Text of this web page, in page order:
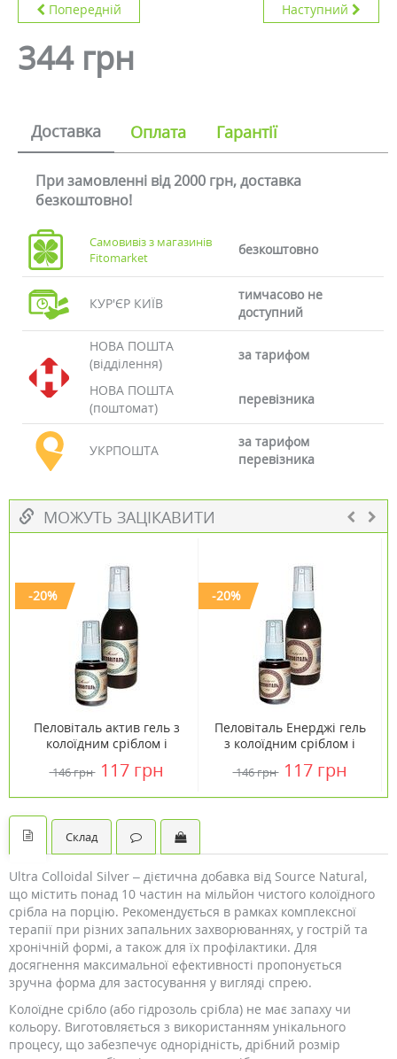
Попередній Наступний
344 грн
Доставка Оплата Гарантії
При замовленні від 2000 грн, доставка
безкоштовно!
Самовивіз з магазинів
Fitomarket
безкоштовно
КУР'ЄР КИЇВ
тимчасово не
доступний
НОВА ПОШТА
(відділення)
за тарифом
НОВА ПОШТА
(поштомат)
перевізника
УКРПОШТА
за тарифом
перевізника
МОЖУТЬ ЗАЦІКАВИТИ
-20%
Пеловіталь актив гель з
колоїдним сріблом і
146 грн 117 грн
-20%
Пеловіталь Енерджі гель
з колоїдним сріблом і
146 грн 117 грн
Склад
Ultra Colloidal Silver – дієтична добавка від Source Natural,
що містить понад 10 частин на мільйон чистого колоїдного
срібла на порцію. Рекомендується в рамках комплексної
терапії при різних запальних захворюваннях, у гострій та
хронічній формі, а також для їх профілактики. Для
досягнення максимальної ефективності пропонується
зручна форма для застосування у вигляді спрею.
Колоїдне срібло (або гідрозоль срібла) не має запаху чи
кольору. Виготовляється з використанням унікального
процесу, що забезпечує однорідність, дрібний розмір